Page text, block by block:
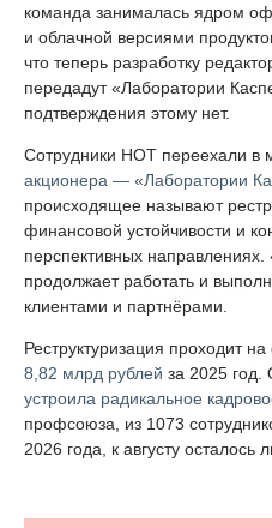
команда занималась ядром
и облачной версиями
что теперь разработку
передадут «Лаборатории
подтверждения этому нет.
Сотрудники НОТ переехали в
акционера — «Лаборатории
происходящее называют
финансовой устойчивости и
перспективных
продолжает работать и
клиентами и партнёрами.
Реструктуризация проходит
8,82 млрд рублей за 2025
устроила радикальное
профсоюза, из 1073
2026 года, к августу осталось